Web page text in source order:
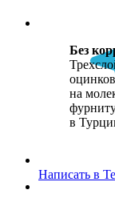
Написать в
Без
на
в